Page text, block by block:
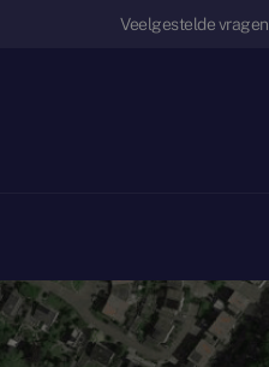
Veelgestelde vragen